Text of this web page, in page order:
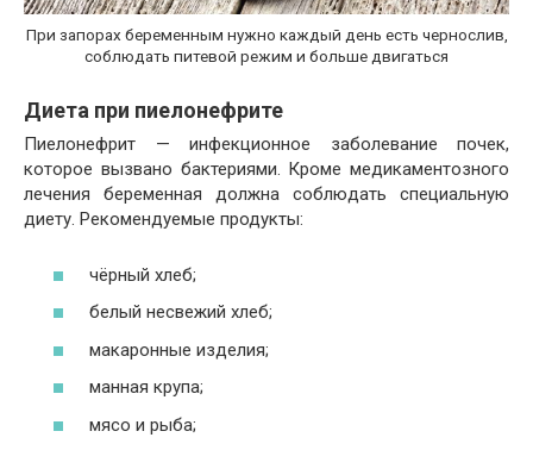
При запорах беременным нужно каждый день есть чернослив,
соблюдать питевой режим и больше двигаться
Диета при пиелонефрите
Пиелонефрит — инфекционное заболевание почек,
которое вызвано бактериями. Кроме медикаментозного
лечения беременная должна соблюдать специальную
диету. Рекомендуемые продукты:
чёрный хлеб;
белый несвежий хлеб;
макаронные изделия;
манная крупа;
мясо и рыба;